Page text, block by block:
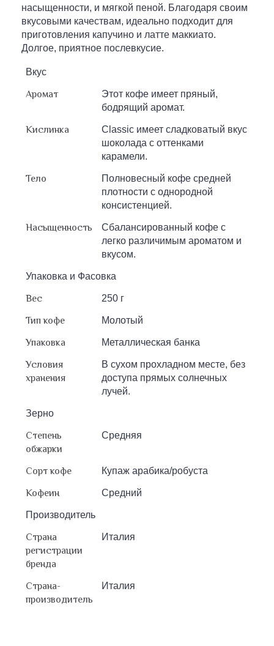
насыщенности, и мягкой пеной. Благодаря своим
вкусовыми качествам, идеально подходит для
приготовления капучино и латте маккиато.
Долгое, приятное послевкусие.
Вкус
Аромат
Этот кофе имеет пряный,
бодрящий аромат.
Кислинка
Classic имеет сладковатый вкус
шоколада с оттенками
карамели.
Тело
Полновесный кофе средней
плотности c однородной
консистенцией.
Насыщенность
Сбалансированный кофе с
легко различимым ароматом и
вкусом.
Упаковка и Фасовка
Вес 250 г
Тип кофе Молотый
Упаковка Металлическая банка
Условия
хранения
В сухом прохладном месте, без
доступа прямых солнечных
лучей.
Зерно
Степень
обжарки
Средняя
Сорт кофе Купаж арабика/робуста
Кофеин Средний
Производитель
Страна
регистрации
бренда
Италия
Страна-
производитель
Италия